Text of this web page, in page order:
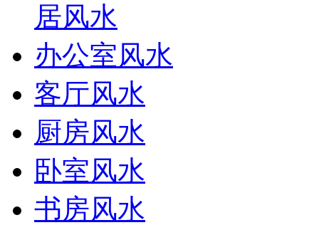
居风水
办公室风水
客厅风水
厨房风水
卧室风水
书房风水